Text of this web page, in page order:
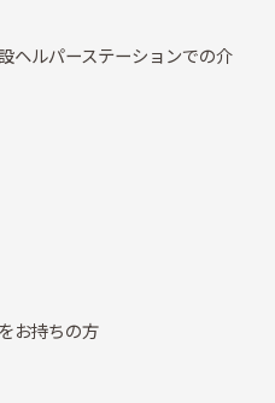
ヘルパーステーションでの介
お持ちの方